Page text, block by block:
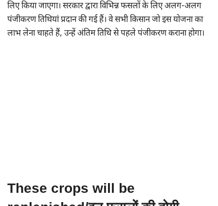
लिए किया जाएगा। सरकार द्वारा विभिन्न फसलों के लिए अलग-अलग
पंजीकरण तिथियां प्रदान की गई हैं। वे सभी किसान जो इस योजना का
लाभ लेना चाहते हैं, उन्हें अंतिम तिथि से पहले पंजीकरण कराना होगा।
These crops will be